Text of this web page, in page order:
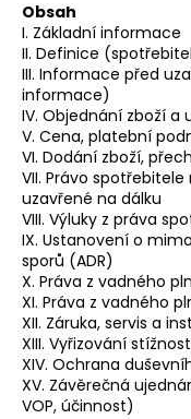
Obsah
I. Základní informace
II. Definice
III. Informace před
informace)
IV. Objednání zboží a
V. Cena, platební
VI. Dodání zboží,
VII. Právo
uzavřené na dálku
VIII. Výluky z práva
IX. Ustanovení o
sporů (ADR)
X. Práva z vadného
XI. Práva z vadného
XII. Záruka, servis a
XIII. Vyřizování
XIV. Ochrana
XV. Závěrečná
VOP, účinnost)
D
o
p
o
r
u
č
u
j
e
m
e